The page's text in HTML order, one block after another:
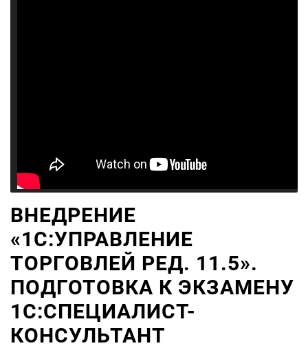
ВНЕДРЕНИЕ
«1С:УПРАВЛЕНИЕ
ТОРГОВЛЕЙ РЕД. 11.5».
ПОДГОТОВКА К ЭКЗАМЕНУ
1С:СПЕЦИАЛИСТ-
КОНСУЛЬТАНТ